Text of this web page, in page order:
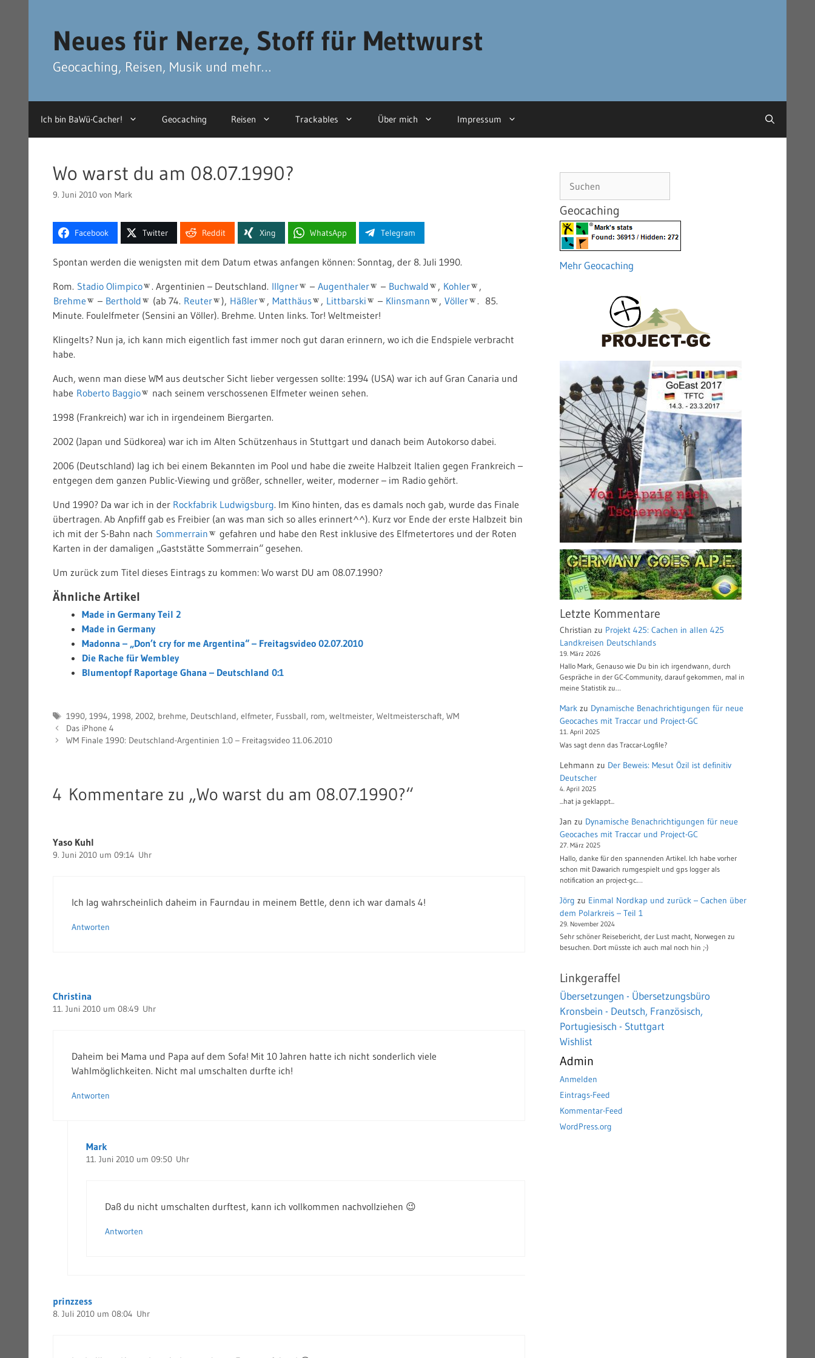
Neues für Nerze, Stoff für Mettwurst
Geocaching, Reisen, Musik und mehr…
Ich bin BaWü-Cacher! Geocaching Reisen Trackables Über mich Impressum
Wo warst du am 08.07.1990?
9. Juni 2010 von Mark
Facebook Twitter Reddit Xing WhatsApp Telegram
Spontan werden die wenigsten mit dem Datum etwas anfangen können: Sonntag, der 8. Juli 1990.
Rom. Stadio Olimpico . Argentinien – Deutschland. Illgner – Augenthaler – Buchwald , Kohler
,
Brehme
– Berthold (ab 74. Reuter ), Häßler , Matthäus , Littbarski – Klinsmann , Völler
. 85.
Minute. Foulelfmeter (Sensini an Völler). Brehme. Unten links. Tor! Weltmeister!
Klingelts? Nun ja, ich kann mich eigentlich fast immer noch gut daran erinnern, wo ich die Endspiele verbracht
habe.
Auch, wenn man diese WM aus deutscher Sicht lieber vergessen sollte: 1994 (USA) war ich auf Gran Canaria und
habe Roberto Baggio
nach seinem verschossenen Elfmeter weinen sehen.
1998 (Frankreich) war ich in irgendeinem Biergarten.
2002 (Japan und Südkorea) war ich im Alten Schützenhaus in Stuttgart und danach beim Autokorso dabei.
2006 (Deutschland) lag ich bei einem Bekannten im Pool und habe die zweite Halbzeit Italien gegen Frankreich –
entgegen dem ganzen Public-Viewing und größer, schneller, weiter, moderner – im Radio gehört.
Und 1990? Da war ich in der Rockfabrik Ludwigsburg. Im Kino hinten, das es damals noch gab, wurde das Finale
übertragen. Ab Anpfiff gab es Freibier (an was man sich so alles erinnert^^). Kurz vor Ende der erste Halbzeit bin
ich mit der S-Bahn nach Sommerrain
gefahren und habe den Rest inklusive des Elfmetertores und der Roten
Karten in der damaligen „Gaststätte Sommerrain“ gesehen.
Um zurück zum Titel dieses Eintrags zu kommen: Wo warst DU am 08.07.1990?
Ähnliche Artikel
Made in Germany Teil 2
Made in Germany
Madonna – „Don’t cry for me Argentina“ – Freitagsvideo 02.07.2010
Die Rache für Wembley
Blumentopf Raportage Ghana – Deutschland 0:1
Schlagwörter
1990, 1994, 1998, 2002, brehme, Deutschland, elfmeter, Fussball, rom, weltmeister, Weltmeisterschaft, WM
Das iPhone 4
WM Finale 1990: Deutschland-Argentinien 1:0 – Freitagsvideo 11.06.2010
4 Kommentare zu „Wo warst du am 08.07.1990?“
Yaso Kuhl
9. Juni 2010 um 09:14 Uhr
Ich lag wahrscheinlich daheim in Faurndau in meinem Bettle, denn ich war damals 4!
Antworten
Christina
11. Juni 2010 um 08:49 Uhr
Daheim bei Mama und Papa auf dem Sofa! Mit 10 Jahren hatte ich nicht sonderlich viele
Wahlmöglichkeiten. Nicht mal umschalten durfte ich!
Antworten
Mark
11. Juni 2010 um 09:50 Uhr
Daß du nicht umschalten durftest, kann ich vollkommen nachvollziehen 😉
Antworten
prinzzess
8. Juli 2010 um 08:04 Uhr
Geocaching
Mehr Geocaching
Letzte Kommentare
Christian zu Projekt 425: Cachen in allen 425
Landkreisen Deutschlands
19. März 2026
Hallo Mark, Genauso wie Du bin ich irgendwann, durch
Gespräche in der GC-Community, darauf gekommen, mal in
meine Statistik zu…
Mark zu Dynamische Benachrichtigungen für neue
Geocaches mit Traccar und Project-GC
11. April 2025
Was sagt denn das Traccar-Logfile?
Lehmann zu Der Beweis: Mesut Özil ist definitiv
Deutscher
4. April 2025
...hat ja geklappt...
Jan zu Dynamische Benachrichtigungen für neue
Geocaches mit Traccar und Project-GC
27. März 2025
Hallo, danke für den spannenden Artikel. Ich habe vorher
schon mit Dawarich rumgespielt und gps logger als
notification an project-gc.…
Jörg zu Einmal Nordkap und zurück – Cachen über
dem Polarkreis – Teil 1
29. November 2024
Sehr schöner Reisebericht, der Lust macht, Norwegen zu
besuchen. Dort müsste ich auch mal noch hin ;-)
Linkgeraffel
Übersetzungen - Übersetzungsbüro
Kronsbein - Deutsch, Französisch,
Portugiesisch - Stuttgart
Wishlist
Admin
Anmelden
Eintrags-Feed
Kommentar-Feed
WordPress.org